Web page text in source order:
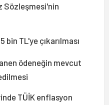
Sözleşmesi'nin
bin TL'ye çıkarılması
ödeneğin mevcut
TÜİK enflasyon